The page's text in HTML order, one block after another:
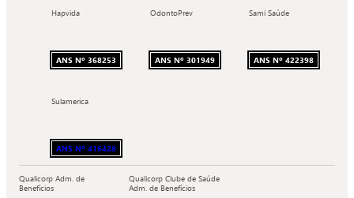
Hapvida
ANS Nº 368253
OdontoPrev
ANS Nº 301949
Sami Saúde
ANS Nº 422398
Sulamerica
ANS Nº 416428
Qualicorp Adm. de
Benefícios
Qualicorp Clube de Saúde
Adm. de Benefícios